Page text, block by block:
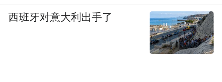
西班牙对意大利出手了